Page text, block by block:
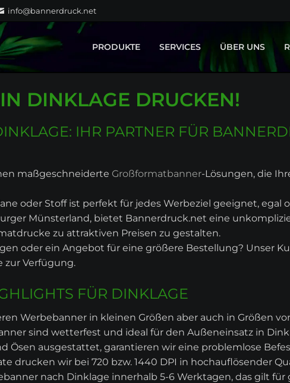
info@bannerdruck.net
PRODUKTE
GROSSFORMATE
KLEBEFOLIEN
FAHNEN
DISPLAYSYSTEME
LEUCHTREKLAME
HOME & LIVING
PRODUKTPORTFOLIO
SERVICES
MONTAGE
TEXTILVEREDELUNG
ÜBER UNS
DINKLAGE DRUCKEN!
IHR PARTNER FÜR
maßgeschneiderte Großformatbanner-Lösungen, die
oder Stoff ist perfekt für jedes Werbeziel geeignet, egal
Münsterland, bietet Bannerdruck.net eine
zu attraktiven Preisen zu gestalten.
oder ein Angebot für eine größere Bestellung? Unser
zur Verfügung.
FÜR DINKLAGE
Werbebanner in kleinen Größen aber auch in Größen von
sind wetterfest und ideal für den Außeneinsatz in
Ösen ausgestattet, garantieren wir eine problemlose
drucken wir bei 720 bzw. 1440 DPI in hochauflösender
nach Dinklage innerhalb 5-6 Werktagen, das gilt für